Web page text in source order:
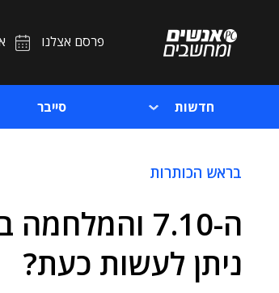
פרסם אצלנו
חדשות סייבר
בראש הכותרות
ה-7.10
ניתן לעשות כעת?